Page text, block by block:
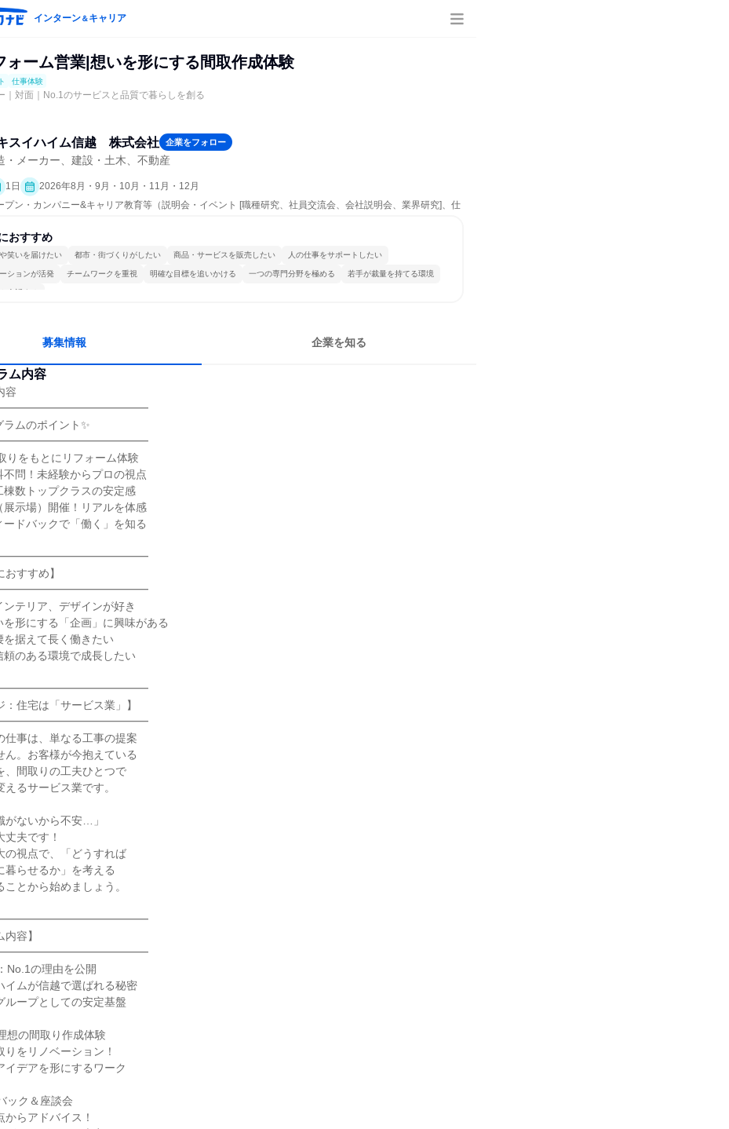
インターン＆キャリア
ォーム営業|想いを形にする間取作成体験
仕事体験
｜対面｜No.1のサービスと品質で暮らしを創る
スイハイム信越 株式会社 企業をフォロー
・メーカー、建設・土木、不動産
1日
2026年8月・9月・10月・11月・12月
プン・カンパニー&キャリア教育等（説明会・イベント [職種研究、社員交流会、会社説明会、業界研究]、仕
おすすめ
笑いを届けたい 都市・街づくりがしたい 商品・サービスを販売したい 人の仕事をサポートしたい
ションが活発 チームワークを重視 明確な目標を追いかける 一つの専門分野を極める 若手が裁量を持てる環境
会話する
募集情報 企業を知る
ム内容
容
ラムのポイント✨
りをもとにリフォーム体験
不問！未経験からプロの視点
棟数トップクラスの安定感
展示場）開催！リアルを体感
ードバックで「働く」を知る
おすすめ】
ンテリア、デザインが好き
を形にする「企画」に興味がある
を据えて長く働きたい
頼のある環境で成長したい
：住宅は「サービス業」】
仕事は、単なる工事の提案
ん。お客様が今抱えている
、間取りの工夫ひとつで
えるサービス業です。
がないから不安…」
丈夫です！
の視点で、「どうすれば
暮らせるか」を考える
とから始めましょう。
内容】
No.1の理由を公開
イムが信越で選ばれる秘密
ループとしての安定基盤
想の間取り作成体験
りをリノベーション！
イデアを形にするワーク
ック＆座談会
からアドバイス！